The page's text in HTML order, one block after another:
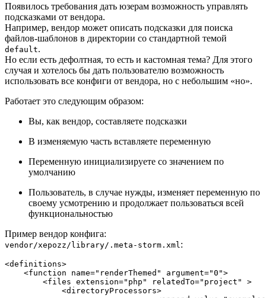
Появилось требования дать юзерам возможность управлять
подсказками от вендора.
Например, вендор может описать подсказки для поиска
файлов-шаблонов в директории со стандартной темой
default.
Но если есть дефолтная, то есть и кастомная тема? Для этого
случая и хотелось бы дать пользователю возможность
использовать все конфиги от вендора, но с небольшим «но».
Работает это следующим образом:
Вы, как вендор, составляете подсказки
В изменяемую часть вставляете переменную
Переменную инициализируете со значением по
умолчанию
Пользователь, в случае нужды, изменяет переменную по
своему усмотрению и продолжает пользоваться всей
функциональностью
Пример вендор конфига:
vendor/xepozz/library/.meta-storm.xml :
<definitions>
    <function name="renderThemed" argument="0">
        <files extension="php" relatedTo="project" >
            <directoryProcessors>